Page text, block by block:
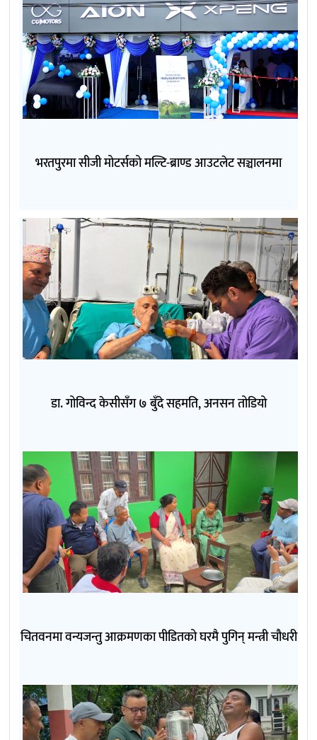
भरतपुरमा सीजी मोटर्सको मल्टि-ब्राण्ड आउटलेट सञ्चालनमा
डा. गोविन्द केसीसँग ७ बुँदे सहमति, अनसन तोडियो
चितवनमा वन्यजन्तु आक्रमणका पीडितको घरमै पुगिन् मन्त्री चौधरी